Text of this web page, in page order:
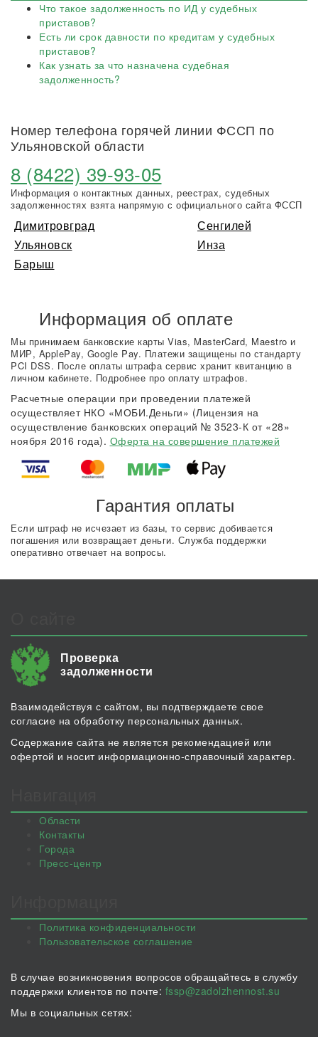
Что такое задолженность по ИД у судебных
приставов?
Есть ли срок давности по кредитам у судебных
приставов?
Как узнать за что назначена судебная
задолженность?
Номер телефона горячей линии ФССП по
Ульяновской области
8 (8422) 39-93-05
Информация о контактных данных, реестрах, судебных
задолженностях взята напрямую с официального сайта ФССП
Димитровград
Сенгилей
Ульяновск
Инза
Барыш
Информация об оплате
Мы принимаем банковские карты Vias, MasterCard, Maestro и
МИР, ApplePay, Google Pay. Платежи защищены по стандарту
PCI DSS. После оплаты штрафа сервис хранит квитанцию в
личном кабинете. Подробнее про оплату штрафов.
Расчетные операции при проведении платежей
осуществляет НКО «МОБИ.Деньги» (Лицензия на
осуществление банковских операций № 3523-К от «28»
ноября 2016 года). Оферта на совершение платежей
Гарантия оплаты
Если штраф не исчезает из базы, то сервис добивается
погашения или возвращает деньги. Служба поддержки
оперативно отвечает на вопросы.
Проверка
задолженности
Взаимодействуя с сайтом, вы подтверждаете свое
согласие на обработку персональных данных.
Содержание сайта не является рекомендацией или
офертой и носит информационно-справочный характер.
Области
Контакты
Города
Пресс-центр
Политика конфиденциальности
Пользовательское соглашение
В случае возникновения вопросов обращайтесь в службу
поддержки клиентов по почте: fssp@zadolzhennost.su
Мы в социальных сетях: